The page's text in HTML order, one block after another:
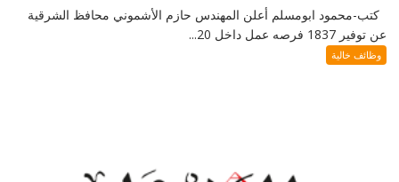
كتب-محمود ابومسلم أعلن المهندس حازم الأشموني محافظ الشرقية
عن توفير 1837 فرصه عمل داخل 20...
وظائف خالية